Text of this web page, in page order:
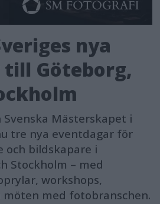
nya
Göteborg,
Svenska Mästerskapet i
tre nya eventdagar för
bildskapare i
Stockholm – med
workshops,
möten med fotobranschen.